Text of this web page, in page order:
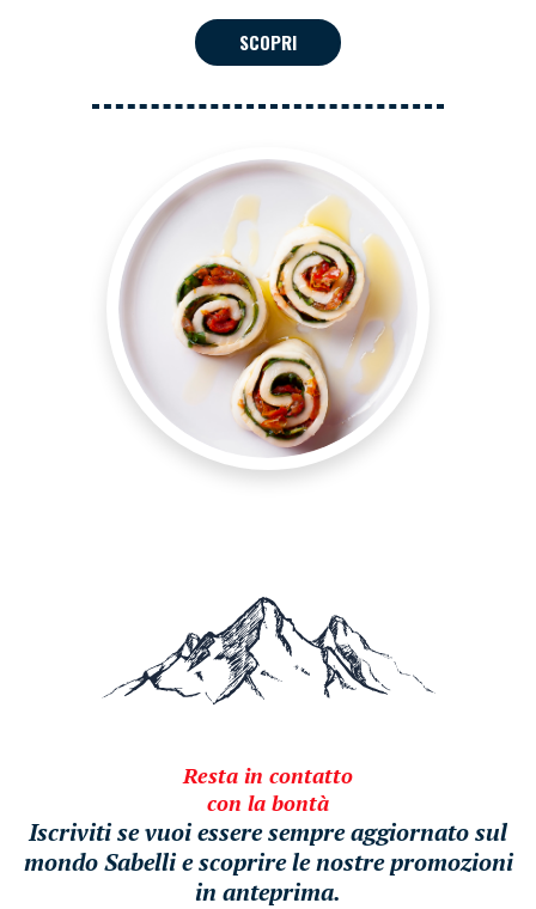
SCOPRI
Resta in contatto
con la bontà
Iscriviti se vuoi essere sempre aggiornato sul
mondo Sabelli e scoprire le nostre promozioni
in anteprima.